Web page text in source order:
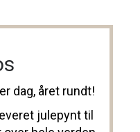
dag, året rundt!
julepynt til